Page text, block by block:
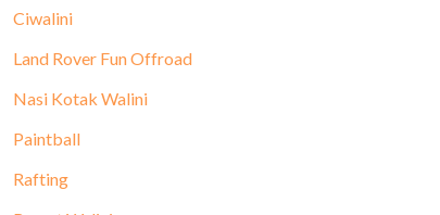
Ciwalini
Land Rover Fun Offroad
Nasi Kotak Walini
Paintball
Rafting